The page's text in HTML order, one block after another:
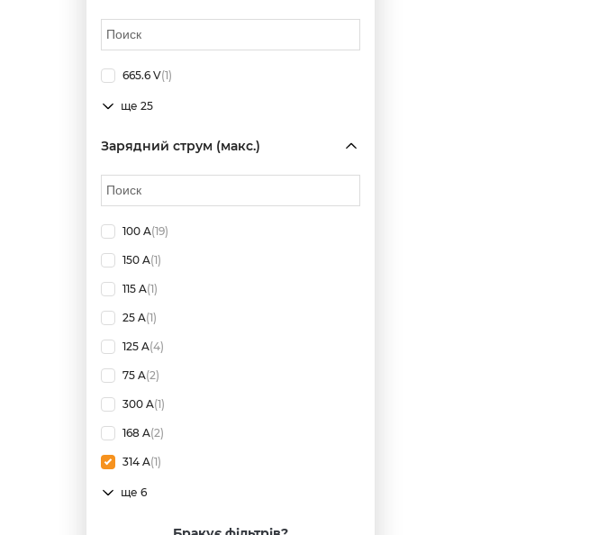
665.6 V(1)
ще 25
Зарядний струм (макс.)
100 A(19)
150 A(1)
115 A(1)
25 A(1)
125 A(4)
75 A(2)
300 A(1)
168 A(2)
314 A(1)
ще 6